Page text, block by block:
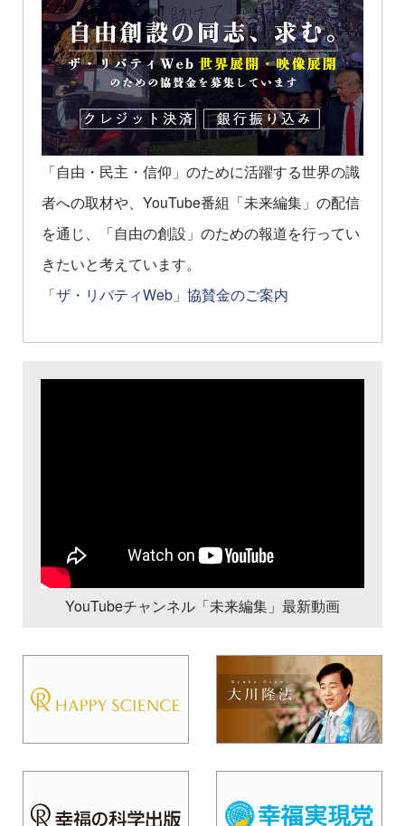
「自由・民主・信仰」のために活躍する世界の識
者への取材や、YouTube番組「未来編集」の配信
を通じ、「自由の創設」のための報道を行ってい
きたいと考えています。
「ザ・リバティWeb」協賛金のご案内
YouTubeチャンネル「未来編集」最新動画